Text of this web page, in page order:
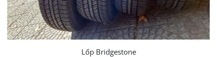
Lốp Bridgestone